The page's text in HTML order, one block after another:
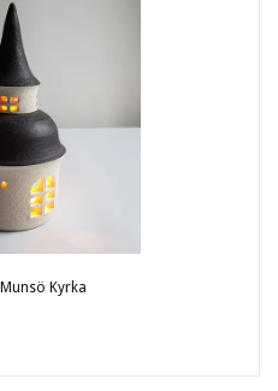
Kyrka